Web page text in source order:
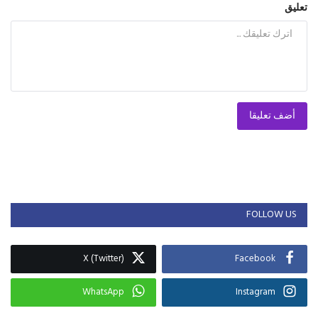
تعليق
أضف تعليقا
FOLLOW US
Facebook
X (Twitter)
Instagram
WhatsApp